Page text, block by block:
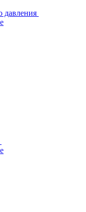
давления